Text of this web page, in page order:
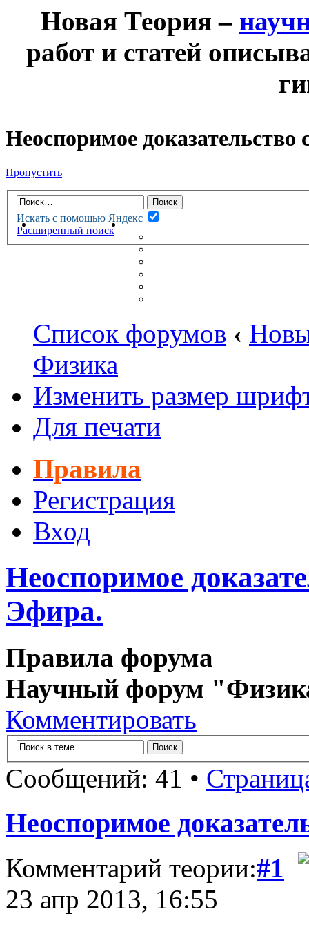
Новая Теория –
работ и статей
Неоспоримое
Пропустить
Искать с помощью Яндекс
Расширенный поиск
НОВАЯ ТЕОРИЯФОРУМ
НЕПРОЧИТАННЫЕ
Список форумов ‹
Физика
Изменить размер
Для печати
Правила
Регистрация
Вход
Неоспоримое
Эфира.
Правила форума
Научный форум
Комментировать
Сообщений: 41 •
Неоспоримое
Комментарий теории:#1
23 апр 2013, 16:55